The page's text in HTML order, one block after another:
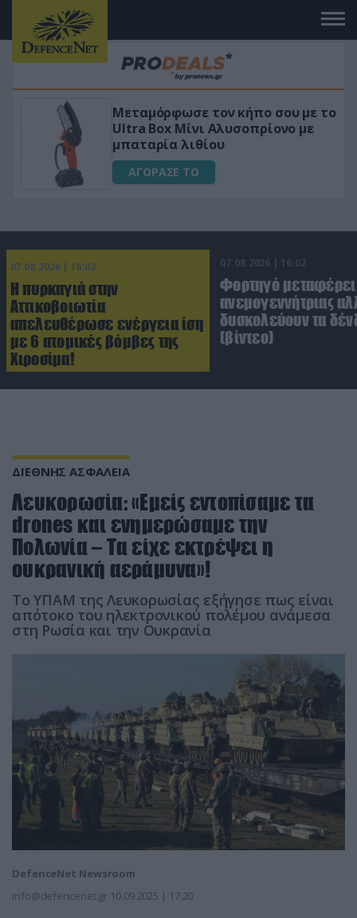
«Μαγική» φόρμουλα τριβόλι + VIP
για αύξηση της λίμπιντο
ΑΓΟΡΑΣΕ ΤΟ
07.08.2026 | 16:02
Η πυρκαγιά στην
Αττικοβοιωτία
απελευθέρωσε ενέργεια ίση
με 6 ατομικές βόμβες της
Χιροσίμα!
07.08.2026 | 16:02
Φορτηγό μεταφέρει
ανεμογεννήτριας
δυσκολεύουν τα
(βίντεο)
ΔΙΕΘΝΗΣ ΑΣΦΑΛΕΙΑ
Λευκορωσία: «Εμείς εντοπίσαμε τα
drones και ενημερώσαμε την
Πολωνία – Τα είχε εκτρέψει η
ουκρανική αεράμυνα»!
Το ΥΠΑΜ της Λευκορωσίας εξήγησε πως είναι
απότοκο του ηλεκτρονικού πολέμου ανάμεσα
στη Ρωσία και την Ουκρανία
DefenceNet Newsroom
info@defencenet.gr 10.09.2025 | 17:20